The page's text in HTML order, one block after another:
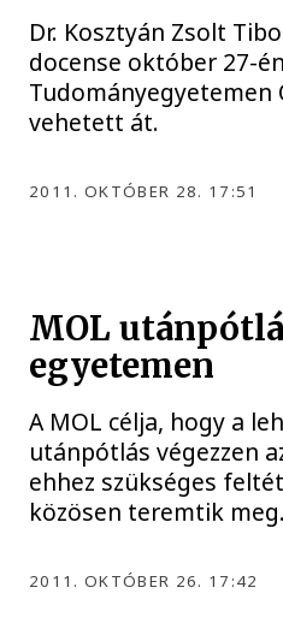
Dr. Kosztyán Zsolt
docense október 27-
Tudományegyetemen
vehetett át.
2011. OKTÓBER 28. 17:51
MOL
egyetemen
A MOL célja, hogy a
utánpótlás végezzen
ehhez szükséges
közösen teremtik meg.
2011. OKTÓBER 26. 17:42